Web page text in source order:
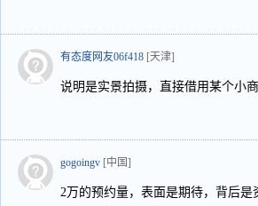
有态度网友06f418 [天津]
说明是实景拍摄，直接借用某个小
gogoingv [中国]
2万的预约量，表面是期待，背后